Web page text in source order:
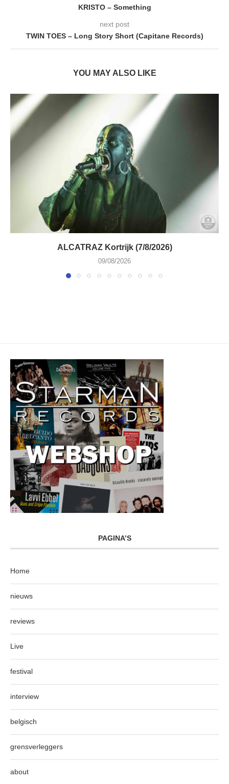
KRISTO – Something
next post
TWIN TOES – Long Story Short (Capitane Records)
YOU MAY ALSO LIKE
ALCATRAZ Kortrijk (7/8/2026)
09/08/2026
PAGINA’S
Home
nieuws
reviews
Live
festival
interview
belgisch
grensverleggers
about